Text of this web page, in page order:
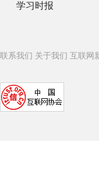
学习时报
联系我们 关于我们 互联网